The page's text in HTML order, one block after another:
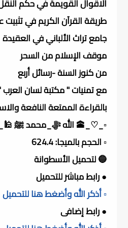
الاقوال القويمة في حكم
طريقة القرآن الكريم في تثبيت
جامع تراث الألباني في العقيدة 1 - 9
موقف الإسلام من السحر
من كنوز السنة -رسائل أربع
مع تمنيات " مكتبة لسان العرب "
بالقراءة الممتعة النافعة
▫️_♡_🕋 الله ﷻ_محمد ﷺ
▫️ الحجم بالميجا: 624.4
🔵 لتحميل الأسطوانة
● رابط مباشر للتحميل
▫️ أذكر الله وأضغط هنا للتحميل
● رابط إضافى